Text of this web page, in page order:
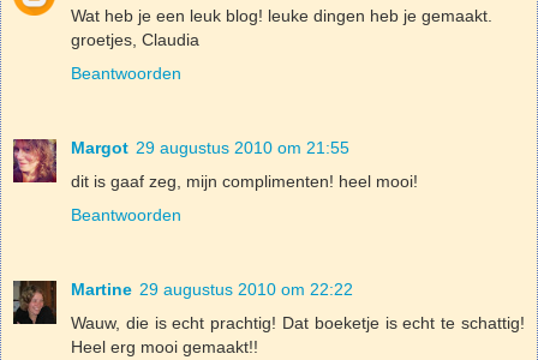
Wat heb je een leuk blog! leuke dingen heb je gemaakt.
groetjes, Claudia
Beantwoorden
Margot 29 augustus 2010 om 21:55
dit is gaaf zeg, mijn complimenten! heel mooi!
Beantwoorden
Martine 29 augustus 2010 om 22:22
Wauw, die is echt prachtig! Dat boeketje is echt te schattig!
Heel erg mooi gemaakt!!